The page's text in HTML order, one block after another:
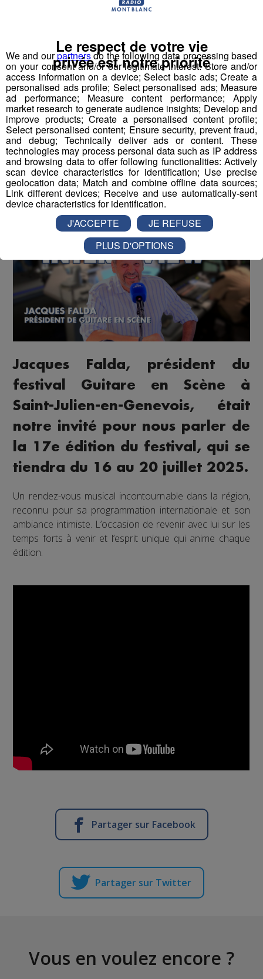
Partager sur Twitter
Interview | Jacques Falda -
Président festival Guitare en
Scène
-25 juin 2025 à 11h35
Radio Mont Blanc
Animation
La Matinale des Super Lève-Tôt
Jacques Falda, président du
festival Guitare en Scène à
Saint-Julien-en-Genevois, était
notre invité pour nous parler de
la 17e édition du festival, qui se
tiendra du 16 au 20 juillet 2025.
Un rendez-vous musical incontournable dans la région,
reconnu pour sa programmation internationale et son
ambiance intimiste. L’occasion de revenir avec lui sur les
temps forts à venir et l’esprit unique qui anime chaque
édition.
Partager sur Facebook
Partager sur Twitter
Vous en voulez encore ?
We and ourpartnersdo the following data processing based
on your consent and/or our legitimate interest: Store and/or
access information on a device; Select basic ads; Create a
personalised ads profile; Select personalised ads; Measure
ad performance; Measure content performance; Apply
market research to generate audience insights; Develop and
improve products; Create a personalised content profile;
Select personalised content; Ensure security, prevent fraud,
and debug; Technically deliver ads or content. These
technologies may process personal data such as IP address
and browsing data to offer following functionalities: Actively
scan device characteristics for identification; Use precise
geolocation data; Match and combine offline data sources;
Link different devices; Receive and use automatically-sent
device characteristics for identification.
Le respect de votre vie
privée est notre priorité
J'ACCEPTE
JE REFUSE
PLUS D'OPTIONS